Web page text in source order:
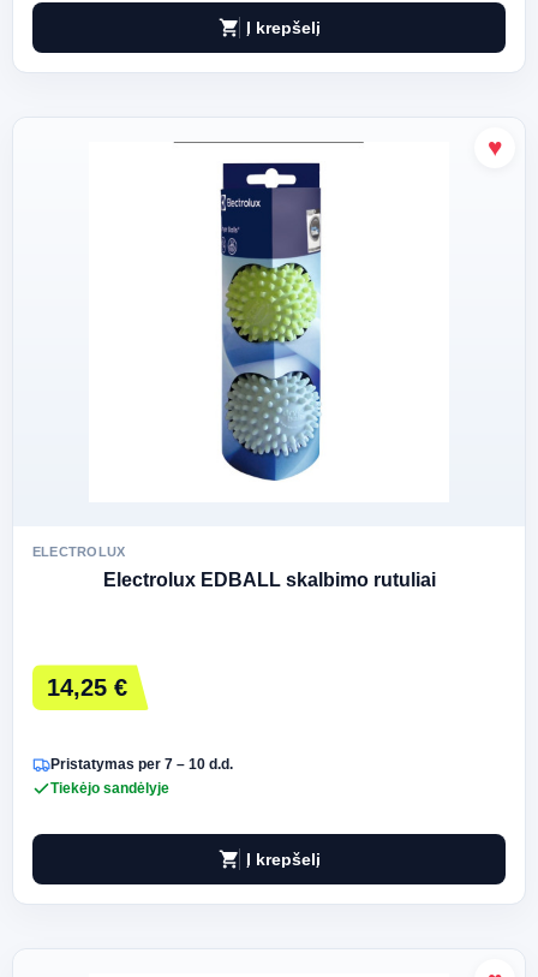
shopping_cart Į krepšelį
ELECTROLUX
Electrolux EDBALL skalbimo rutuliai
14,25 €
Pristatymas per 7 – 10 d.d.
Tiekėjo sandėlyje
shopping_cart Į krepšelį